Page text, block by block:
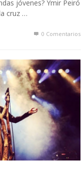
jóvenes? Ymir Peiró
cruz …
0 Comentarios